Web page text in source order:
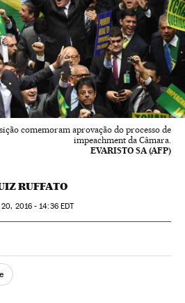
comemoram aprovação do processo de
impeachment da Câmara.
EVARISTO SA (AFP)
RUFFATO
20, 2016 - 14:36EDT
Redes Sociales